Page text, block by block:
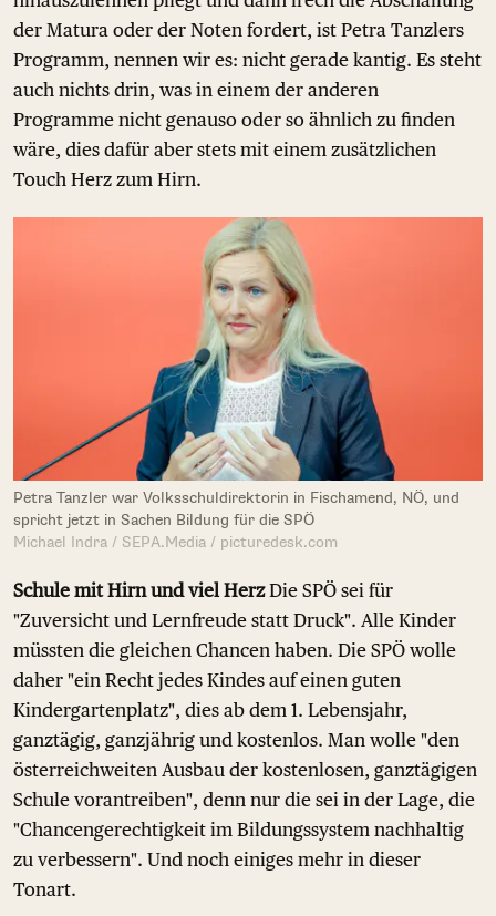
der Matura oder der Noten fordert, ist Petra Tanzlers
Programm, nennen wir es: nicht gerade kantig. Es steht
auch nichts drin, was in einem der anderen
Programme nicht genauso oder so ähnlich zu finden
wäre, dies dafür aber stets mit einem zusätzlichen
Touch Herz zum Hirn.
Petra Tanzler war Volksschuldirektorin in Fischamend, NÖ, und
spricht jetzt in Sachen Bildung für die SPÖ
Michael Indra / SEPA.Media / picturedesk.com
Schule mit Hirn und viel HerzDie SPÖ sei für
"Zuversicht und Lernfreude statt Druck". Alle Kinder
müssten die gleichen Chancen haben. Die SPÖ wolle
daher "ein Recht jedes Kindes auf einen guten
Kindergartenplatz", dies ab dem 1. Lebensjahr,
ganztägig, ganzjährig und kostenlos. Man wolle "den
österreichweiten Ausbau der kostenlosen, ganztägigen
Schule vorantreiben", denn nur die sei in der Lage, die
"Chancengerechtigkeit im Bildungssystem nachhaltig
zu verbessern". Und noch einiges mehr in dieser
Tonart.